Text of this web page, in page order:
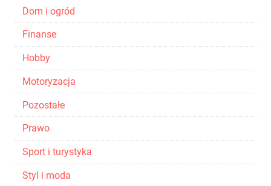
Dom i ogród
Finanse
Hobby
Motoryzacja
Pozostałe
Prawo
Sport i turystyka
Styl i moda